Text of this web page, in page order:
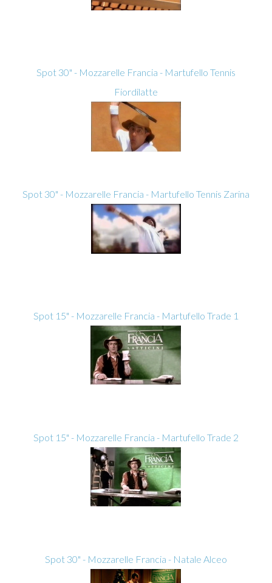
Spot 30" - Mozzarelle Francia - Martufello Tennis
Fiordilatte
Spot 30" - Mozzarelle Francia - Martufello Tennis Zarina
Spot 15" - Mozzarelle Francia - Martufello Trade 1
Spot 15" - Mozzarelle Francia - Martufello Trade 2
Spot 30" - Mozzarelle Francia - Natale Alceo